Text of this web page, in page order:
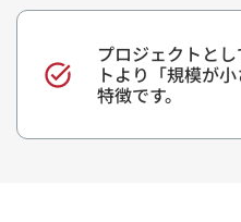
プロジェクトと
トより「規模が
特徴です。